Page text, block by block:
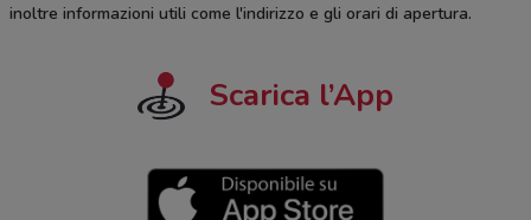
inoltre informazioni utili come l'indirizzo e gli orari di apertura.
Scarica l’App